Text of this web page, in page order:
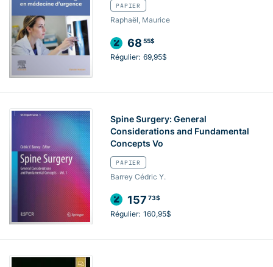
PAPIER
Raphaël, Maurice
68 55$
Régulier: 69,95$
Spine Surgery: General
Considerations and Fundamental
Concepts Vo
PAPIER
Barrey Cédric Y.
157 73$
Régulier: 160,95$